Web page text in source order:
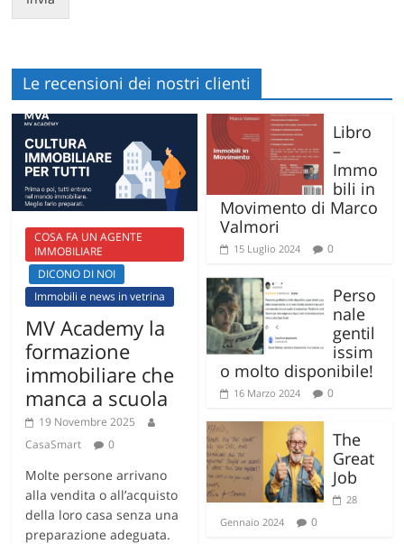
Le recensioni dei nostri clienti
COSA FA UN AGENTE
IMMOBILIARE
DICONO DI NOI
Immobili e news in vetrina
MV Academy la
formazione
immobiliare che
manca a scuola
19 Novembre 2025
CasaSmart
0
Molte persone arrivano
alla vendita o all’acquisto
della loro casa senza una
preparazione adeguata.
Libro
–
Immo
bili in
Movimento di Marco
Valmori
15 Luglio 2024 0
Perso
nale
gentil
issim
o molto disponibile!
16 Marzo 2024 0
The
Great
Job
28
Gennaio 2024
0